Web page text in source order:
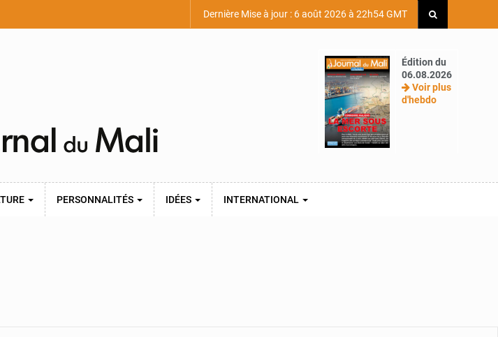
Dernière Mise à jour : 6 août 2026 à 22h54 GMT
Édition du
06.08.2026
Voir plus
d'hebdo
PERSONNALITÉS IDÉES INTERNATIONAL